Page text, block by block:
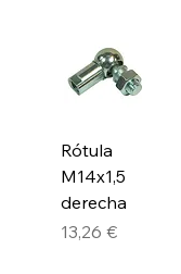
Rótula
M14x1,5
derecha
Precio
13,26 €